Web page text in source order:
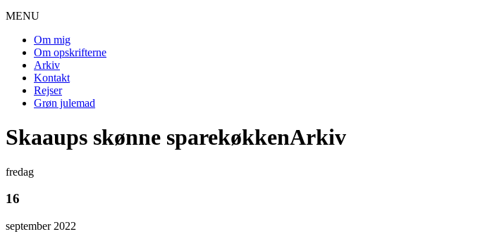
MENU
Om mig
Om opskrifterne
Arkiv
Kontakt
Rejser
Grøn julemad
Skaaups skønne sparekøkkenArkiv
fredag
16
september 2022